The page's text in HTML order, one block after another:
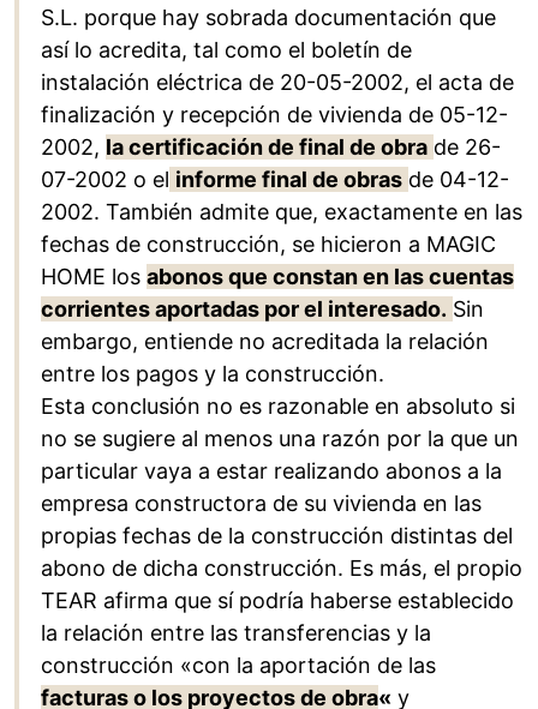
S.L. porque hay sobrada documentación que
así lo acredita, tal como el boletín de
instalación eléctrica de 20-05-2002, el acta de
finalización y recepción de vivienda de 05-12-
2002, la certificación de final de obra de 26-
07-2002 o el informe final de obras de 04-12-
2002. También admite que, exactamente en las
fechas de construcción, se hicieron a MAGIC
HOME los abonos que constan en las cuentas
corrientes aportadas por el interesado. Sin
embargo, entiende no acreditada la relación
entre los pagos y la construcción.
Esta conclusión no es razonable en absoluto si
no se sugiere al menos una razón por la que un
particular vaya a estar realizando abonos a la
empresa constructora de su vivienda en las
propias fechas de la construcción distintas del
abono de dicha construcción. Es más, el propio
TEAR afirma que sí podría haberse establecido
la relación entre las transferencias y la
construcción «con la aportación de las
facturas o los proyectos de obra« y